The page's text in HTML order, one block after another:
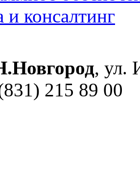
и консалтинг
, ул.
215 89 00